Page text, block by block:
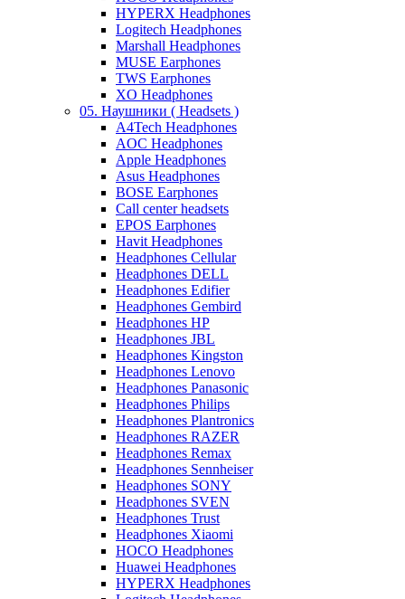
HYPERX Headphones
Logitech Headphones
Marshall Headphones
MUSE Earphones
TWS Earphones
XO Headphones
05. Наушники ( Headsets )
A4Tech Headphones
AOC Headphones
Apple Headphones
Asus Headphones
BOSE Earphones
Call center headsets
EPOS Earphones
Havit Headphones
Headphones Cellular
Headphones DELL
Headphones Edifier
Headphones Gembird
Headphones HP
Headphones JBL
Headphones Kingston
Headphones Lenovo
Headphones Panasonic
Headphones Philips
Headphones Plantronics
Headphones RAZER
Headphones Remax
Headphones Sennheiser
Headphones SONY
Headphones SVEN
Headphones Trust
Headphones Xiaomi
HOCO Headphones
Huawei Headphones
HYPERX Headphones